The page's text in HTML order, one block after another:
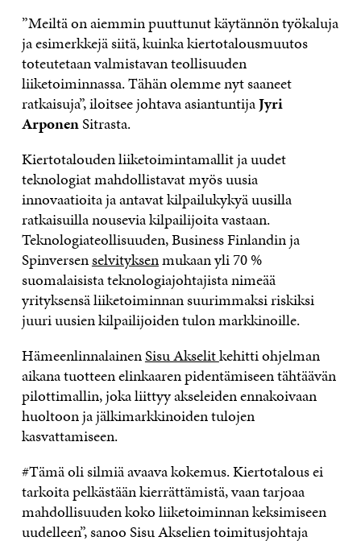
”Meiltä on aiemmin puuttunut käytännön työkaluja
ja esimerkkejä siitä, kuinka kiertotalousmuutos
toteutetaan valmistavan teollisuuden
liiketoiminnassa. Tähän olemme nyt saaneet
ratkaisuja”, iloitsee johtava asiantuntijaJyri
ArponenSitrasta.
Kiertotalouden liiketoimintamallit ja uudet
teknologiat mahdollistavat myös uusia
innovaatioita ja antavat kilpailukykyä uusilla
ratkaisuilla nousevia kilpailijoita vastaan.
Teknologiateollisuuden, Business Finlandin ja
Spinversenselvityksenmukaan yli 70 %
suomalaisista teknologiajohtajista nimeää
yrityksensä liiketoiminnan suurimmaksi riskiksi
juuri uusien kilpailijoiden tulon markkinoille.
HämeenlinnalainenSisu Akselitkehitti ohjelman
aikana tuotteen elinkaaren pidentämiseen tähtäävän
pilottimallin, joka liittyy akseleiden ennakoivaan
huoltoon ja jälkimarkkinoiden tulojen
kasvattamiseen.
#Tämä oli silmiä avaava kokemus. Kiertotalous ei
tarkoita pelkästään kierrättämistä, vaan tarjoaa
mahdollisuuden koko liiketoiminnan keksimiseen
uudelleen”, sanoo Sisu Akselien toimitusjohtaja